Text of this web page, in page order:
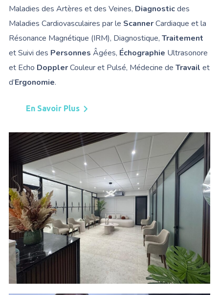
Maladies des Artères et des Veines, Diagnosticdes
Maladies Cardiovasculaires par le ScannerCardiaque et la
Résonance Magnétique (IRM), Diagnostique, Traitement
et Suivi des Personnes Âgées, Échographie Ultrasonore
et Echo DopplerCouleur et Pulsé, Médecine de Travail et
d’Ergonomie.
En Savoir Plus